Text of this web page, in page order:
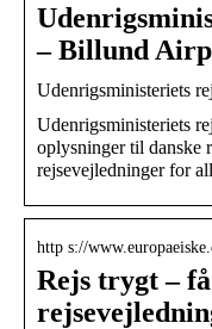
– Billund
Udenrigsministeriets
Udenrigsministeriets
oplysninger til danske
rejsevejledninger for
http s://
Rejs trygt –